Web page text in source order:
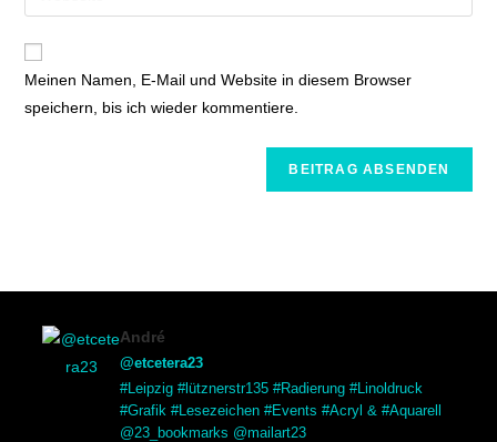
Meinen Namen, E-Mail und Website in diesem Browser
speichern, bis ich wieder kommentiere.
André
@etcetera23
#Leipzig #lütznerstr135 #Radierung #Linoldruck
#Grafik #Lesezeichen #Events #Acryl & #Aquarell
@23_bookmarks @mailart23